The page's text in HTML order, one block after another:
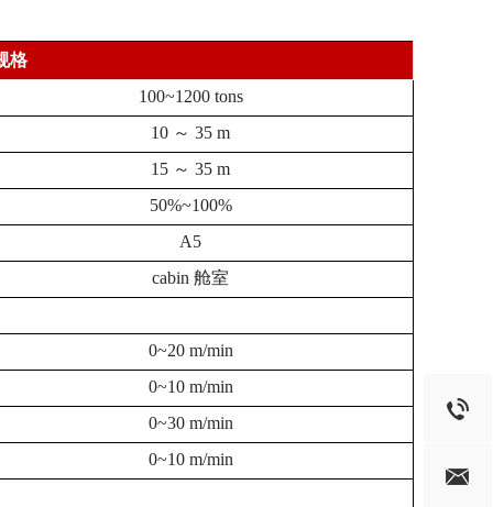
格
100~1200 tons
10 ～ 35 m
15 ～ 35 m
50%~100%
A5
cabin 舱室
0~20 m/min
0~10 m/min
0~30 m/min
0~10 m/min